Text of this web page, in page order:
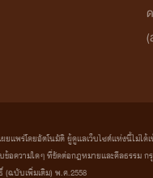
ยแพร่โดยอัตโนมัติ ผู้ดูแลเว็บไซต์แห่งนี้ไม่
ความใดๆ ที่ขัดต่อกฎหมายและศีลธรรม ก
ฉบับเพิ่มเติม) พ.ศ.2558